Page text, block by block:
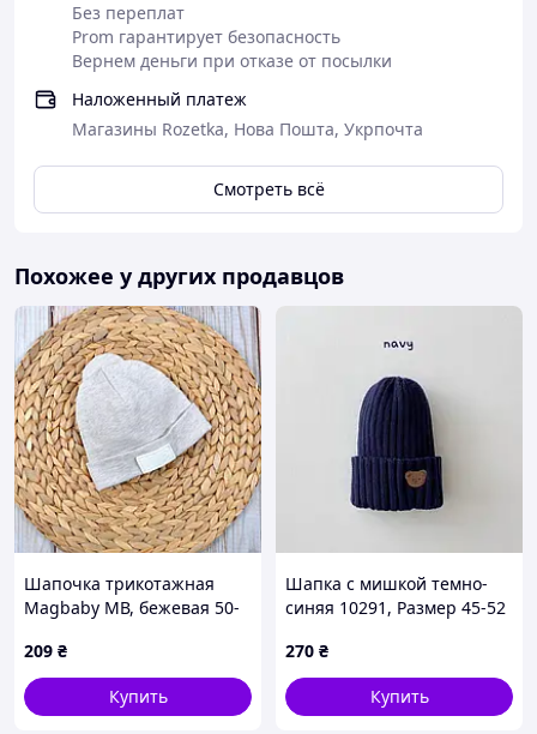
Без переплат
Prom гарантирует безопасность
Вернем деньги при отказе от посылки
Наложенный платеж
Магазины Rozetka, Нова Пошта, Укрпочта
Смотреть всё
Похожее у других продавцов
Шапочка трикотажная
Magbaby МВ, бежевая 50-
209 ₴
Купить
Шапка с мишкой темно-
синяя 10291, Размер 45-52
270 ₴
Купить